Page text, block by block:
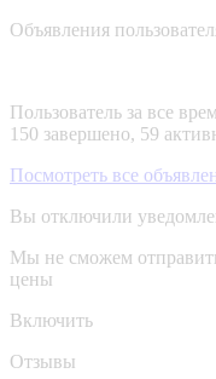
Объявления
Пользователь за все
150 завершено, 59
Посмотреть все
Вы отключили
Мы не сможем
цены
Включить
Отзывы